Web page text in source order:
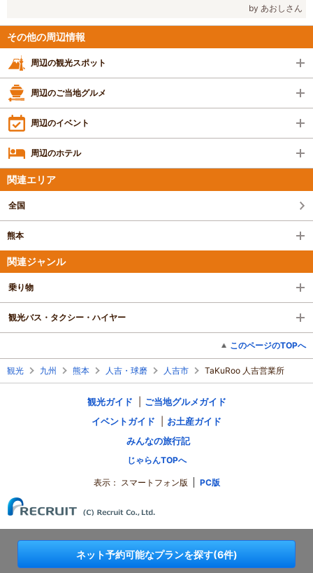
ネット予約可能なプランを探す(6件)
by あおしさん
その他の周辺情報
周辺の観光スポット
周辺のご当地グルメ
周辺のイベント
周辺のホテル
関連エリア
全国
熊本
関連ジャンル
乗り物
観光バス・タクシー・ハイヤー
このページのTOPへ
観光 九州 熊本 人吉・球磨 人吉市 TaKuRoo 人吉営業所
観光ガイド
ご当地グルメガイド
イベントガイド
お土産ガイド
みんなの旅行記
じゃらんTOPへ
表示： スマートフォン版 PC版